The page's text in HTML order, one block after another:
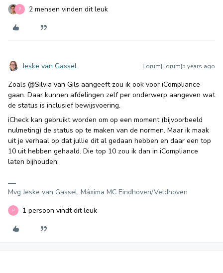
P 2 mensen vinden dit leuk
Jeske van Gassel Forum|Forum|5 years ago
Zoals @Silvia van Gils aangeeft zou ik ook voor iCompliance
gaan. Daar kunnen afdelingen zelf per onderwerp aangeven wat
de status is inclusief bewijsvoering.
iCheck kan gebruikt worden om op een moment (bijvoorbeeld
nulmeting) de status op te maken van de normen. Maar ik maak
uit je verhaal op dat jullie dit al gedaan hebben en daar een top
10 uit hebben gehaald. Die top 10 zou ik dan in iCompliance
laten bijhouden.
Mvg Jeske van Gassel, Máxima MC Eindhoven/Veldhoven
P 1 persoon vindt dit leuk